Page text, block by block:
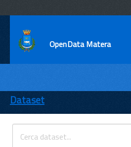
OpenData Matera
ENTI
TEMI
INFORMAZIONI
Dataset